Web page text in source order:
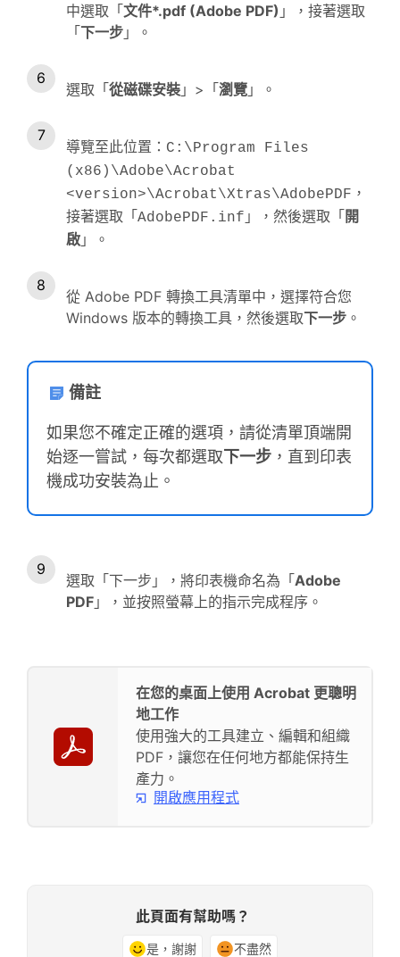
中選取「文件*.pdf (Adobe PDF) 」，接著選取
「下一步 」。
選取「從磁碟安裝 」>「瀏覽 」。
導覽至此位置： C:\Program Files
(x86)\Adobe\Acrobat
<version>\Acrobat\Xtras\AdobePDF ，
接著選取「AdobePDF.inf 」，然後選取「開
啟 」。
從 Adobe PDF 轉換工具清單中，選擇符合您
Windows 版本的轉換工具，然後選取下一步 。
備註
如果您不確定正確的選項，請從清單頂端開
始逐一嘗試，每次都選取下一步 ，直到印表
機成功安裝為止。
選取「下一步」，將印表機命名為「Adobe
PDF 」，並按照螢幕上的指示完成程序。
在您的桌面上使用 Acrobat 更聰明
地工作
使用強大的工具建立、編輯和組織
PDF，讓您在任何地方都能保持生
產力。
開啟應用程式
此頁面有幫助嗎？
是，謝謝 不盡然